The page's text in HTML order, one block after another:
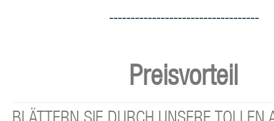
-----------------------------------
Preisvorteil